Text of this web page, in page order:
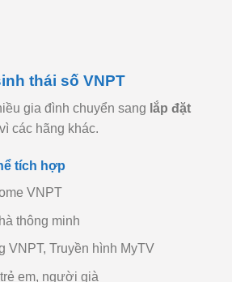
thái số VNPT
gia đình chuyển sang lắp đặt
các hãng khác.
tích hợp
VNPT
thông minh
VNPT, Truyền hình MyTV
em, người già